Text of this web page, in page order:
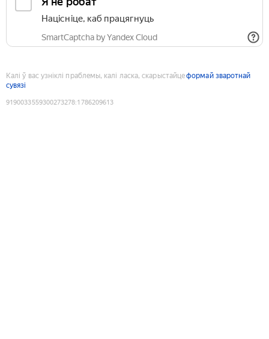
Націсніце, каб працягнуць
SmartCaptcha by Yandex Cloud
Калі ў вас узніклі праблемы, калі ласка, скарыстайцеформай зваротнай
сувязі
9190033559300273278:1786209613